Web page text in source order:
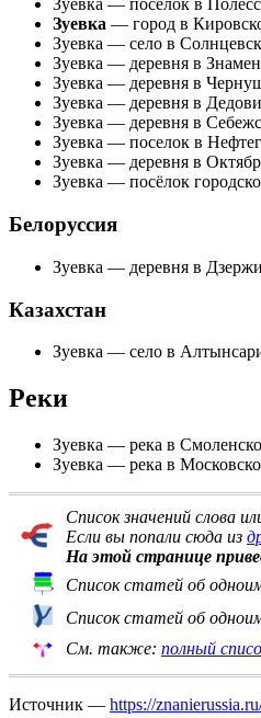
Зуевка — посёлок в
Зуевка — город в
Зуевка — село в
Зуевка — деревня в
Зуевка — деревня в
Зуевка — деревня в
Зуевка — деревня в
Зуевка — поселок в
Зуевка — деревня в
Зуевка — посёлок
Белоруссия
Зуевка — деревня в
Казахстан
Зуевка — село в
Реки
Зуевка — река в
Зуевка — река в
Список значений слова
Если вы попали сюда из
На этой странице
Список статей об
Список статей об
См. также: полный
Источник — https://